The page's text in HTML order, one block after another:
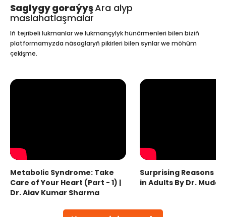
Saglygy goraýyşAra alyp
maslahatlaşmalar
Iň tejribeli lukmanlar we lukmançylyk hünärmenleri bilen biziň
platformamyzda näsaglaryň pikirleri bilen synlar we möhüm
çekişme.
Metabolic Syndrome: Take
Care of Your Heart (Part - 1) |
Dr. Ajay Kumar Sharma
Surprising Reasons
in Adults By Dr.